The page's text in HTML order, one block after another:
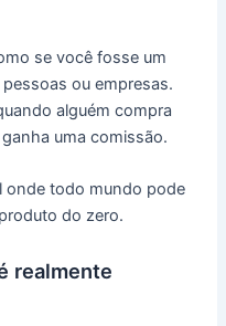
se você fosse um
ou empresas.
alguém compra
uma comissão.
onde todo mundo pode
do zero.
realmente